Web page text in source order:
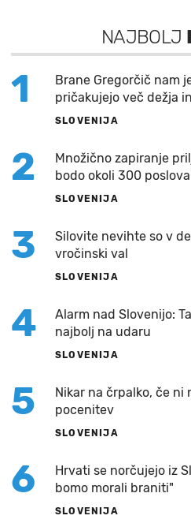
NAJBOLJ
1
Brane Gregorčič nam
pričakujejo več dežja
SLOVENIJA
2
Množično zapiranje
bodo okoli 300
SLOVENIJA
3
Silovite nevihte so v
vročinski val
SLOVENIJA
4
Alarm nad Slovenijo:
najbolj na udaru
SLOVENIJA
5
Nikar na črpalko, če ni
pocenitev
SLOVENIJA
6
Hrvati se norčujejo iz
bomo morali braniti"
SLOVENIJA